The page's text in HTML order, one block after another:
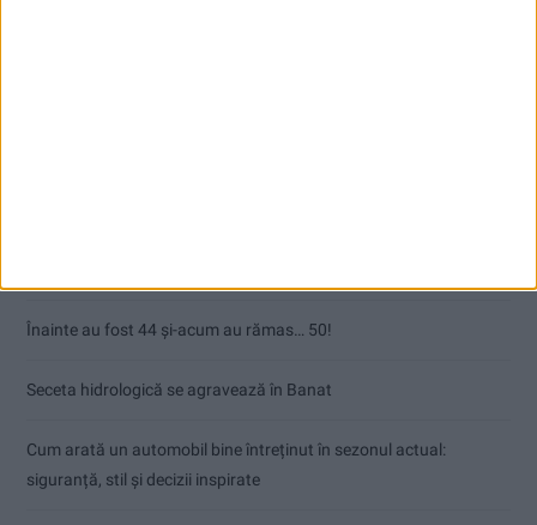
Înainte au fost 44 și-acum au rămas… 50!
Seceta hidrologică se agravează în Banat
Cum arată un automobil bine întreținut în sezonul actual:
siguranță, stil și decizii inspirate